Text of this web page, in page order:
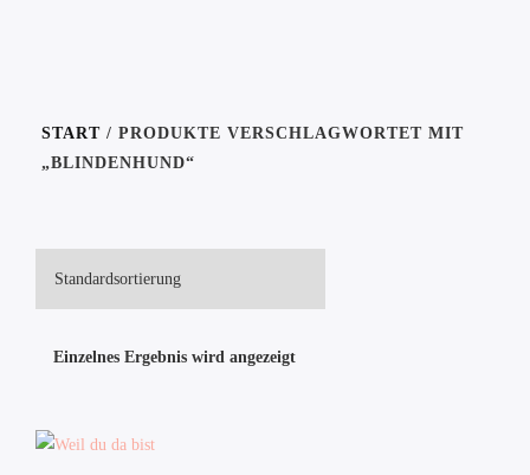
START / PRODUKTE VERSCHLAGWORTET MIT
„BLINDENHUND“
Einzelnes Ergebnis wird angezeigt